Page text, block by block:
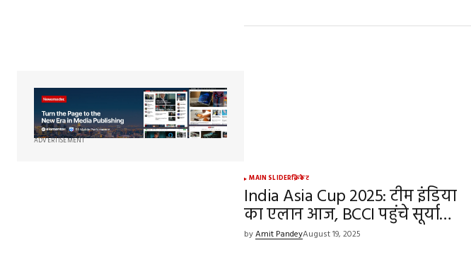
ADVERTISEMENT
MAIN SLIDERक्रिकेट
India Asia Cup 2025: टीम इंडिया
का एलान आज, BCCI पहुंचे सूर्या…
byAmit PandeyAugust 19, 2025